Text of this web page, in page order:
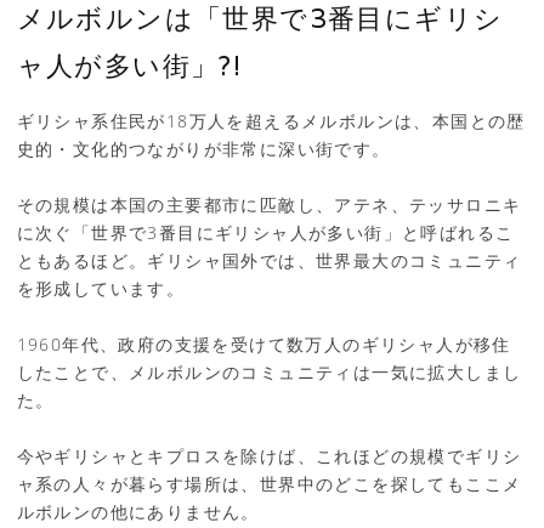
メルボルンは「世界で3番目にギリシ
ャ人が多い街」?!
ギリシャ系住民が18万人を超えるメルボルンは、本国との歴
史的・文化的つながりが非常に深い街です。
その規模は本国の主要都市に匹敵し、アテネ、テッサロニキ
に次ぐ「世界で3番目にギリシャ人が多い街」と呼ばれるこ
ともあるほど。ギリシャ国外では、世界最大のコミュニティ
を形成しています。
1960年代、政府の支援を受けて数万人のギリシャ人が移住
したことで、メルボルンのコミュニティは一気に拡大しまし
た。
今やギリシャとキプロスを除けば、これほどの規模でギリシ
ャ系の人々が暮らす場所は、世界中のどこを探してもここメ
ルボルンの他にありません。